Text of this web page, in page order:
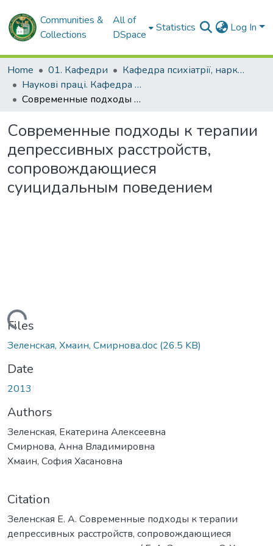
Communities &
Collections
All of
DSpace
Statistics Log In
Home 01. Кафедри
Кафедра психіатрії, наркології, медичної психології та соціальної роботи
Наукові праці. Кафедра психіатрії, наркології, медичної психології та соціальної роботи
Современные подходы к терапии депрессивных расстройств, сопровождающиеся суицидальным поведением
Современные подходы к терапии
депрессивных расстройств,
сопровождающиеся
суицидальным поведением
Loading...
Files
Зеленская, Хмаин, Смирнова.doc (26.5 KB)
Date
2013
Authors
Зеленская, Екатерина Алексеевна
Смирнова, Анна Владимировна
Хмаин, София Хасановна
Citation
Зеленская Е. А. Современные подходы к терапии
депрессивных расстройств, сопровождающиеся